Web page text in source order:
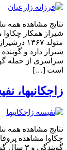
شیراز همکار چکاوا
متولد
شیراز دارد و
است […]
زاجکانیها،
نتایج مشاهده همه